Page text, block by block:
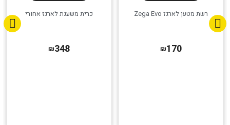
רשת מטען לארגז Zega Evo
₪170
כרית משענת לארגז אחורי
₪348